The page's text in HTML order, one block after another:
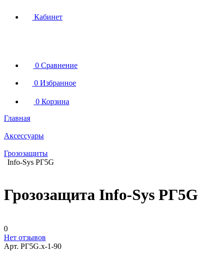
Кабинет
0 Сравнение
0 Избранное
0 Корзина
Главная
Аксессуары
Грозозащиты
Info-Sys РГ5G
Грозозащита Info-Sys РГ5G
0
Нет отзывов
Арт. РГ5G.х-1-90